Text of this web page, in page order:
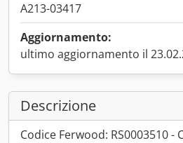
A213-03417
Aggiornamento:
ultimo aggiornamento il
Descrizione
Codice Ferwood: RS0003510